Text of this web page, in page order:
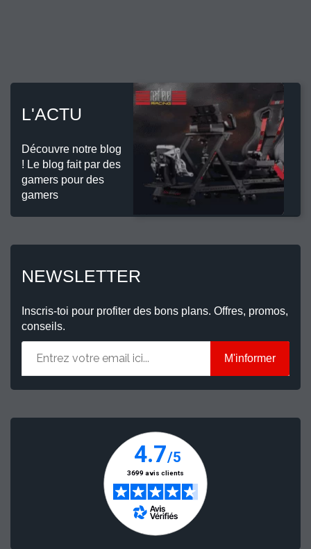
L'ACTU
Découvre notre blog
! Le blog fait par des
gamers pour des
gamers
NEWSLETTER
Inscris-toi pour profiter des bons plans. Offres, promos,
conseils.
M'informer